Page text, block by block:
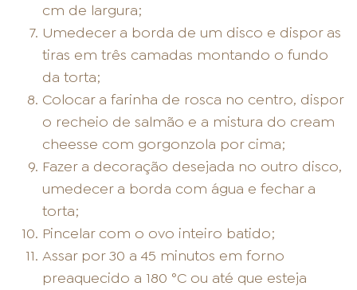
cm de largura;
Umedecer a borda de um disco e dispor as
tiras em três camadas montando o fundo
da torta;
Colocar a farinha de rosca no centro, dispor
o recheio de salmão e a mistura do cream
cheesse com gorgonzola por cima;
Fazer a decoração desejada no outro disco,
umedecer a borda com água e fechar a
torta;
Pincelar com o ovo inteiro batido;
Assar por 30 a 45 minutos em forno
preaquecido a 180 °C ou até que esteja